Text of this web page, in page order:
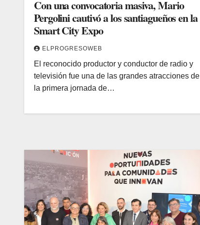
Con una convocatoria masiva, Mario
Pergolini cautivó a los santiagueños en la
Smart City Expo
ELPROGRESOWEB
El reconocido productor y conductor de radio y
televisión fue una de las grandes atracciones de
la primera jornada de…